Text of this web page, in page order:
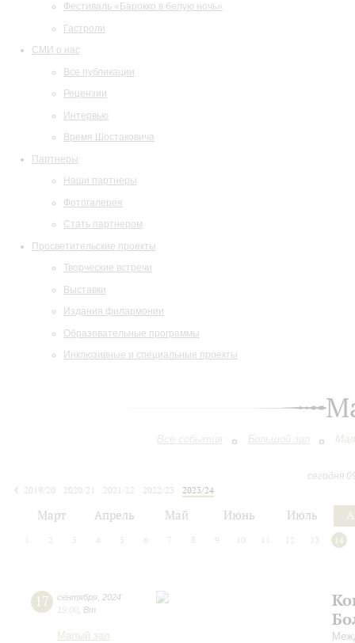
Фестиваль «Барокко в белую ночь»
Гастроли
СМИ о нас
Все публикации
Рецензии
Интервью
Время Шостаковича
Партнеры
Наши партнеры
Фотогалерея
Стать партнером
Просветительские проекты
Творческие встречи
Выставки
Издания филармонии
Образовательные программы
Инклюзивные и специальные проекты
Все события Большой зал
сегодня
2019/20
2020/21 2021/22 2022/23
2023/24
Март Апрель Май Июнь Июль
2 3 4 5 6 7 8 9 10 11 12 13 14
17 сентября 2024
19:00 Вт
Малый зал